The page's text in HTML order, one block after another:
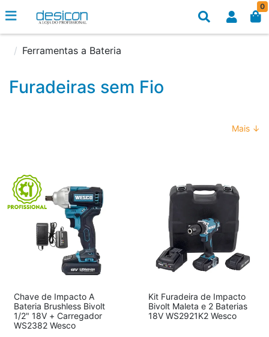
0
Ferramentas a Bateria
Furadeiras sem Fio
Mais ↓
Chave de Impacto A
Bateria Brushless Bivolt
1/2" 18V + Carregador
WS2382 Wesco
Kit Furadeira de Impacto
Bivolt Maleta e 2 Baterias
18V WS2921K2 Wesco